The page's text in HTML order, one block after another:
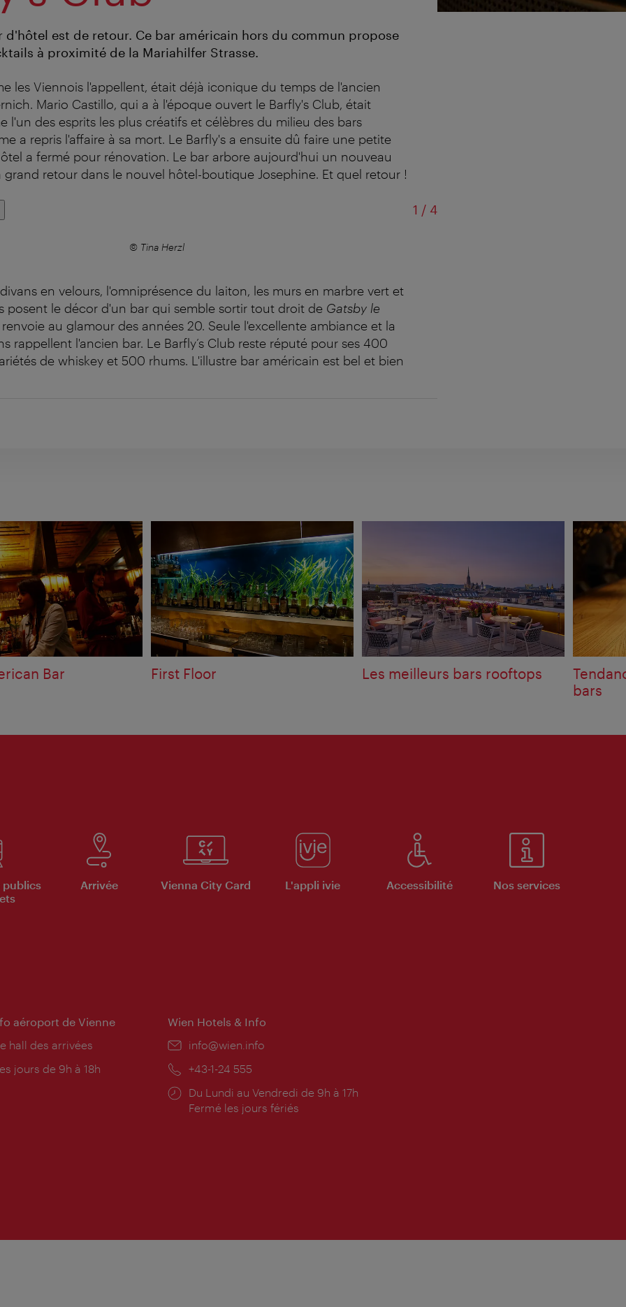
d'hôtel est de retour. Ce bar américain hors du commun propose
à proximité de la Mariahilfer Strasse.
les Viennois l'appellent, était déjà iconique du temps de l'ancien
Mario Castillo, qui a à l'époque ouvert le Barfly's Club, était
l'un des esprits les plus créatifs et célèbres du milieu des bars
a repris l'affaire à sa mort. Le Barfly's a ensuite dû faire une petite
a fermé pour rénovation. Le bar arbore aujourd'hui un nouveau
grand retour dans le nouvel hôtel-boutique Josephine. Et quel retour !
1 /sur
4
© Tina Herzl
en velours, l'omniprésence du laiton, les murs en marbre vert et
posent le décor d'un bar qui semble sortir tout droit de Gatsby le
renvoie au glamour des années 20. Seule l'excellente ambiance et la
rappellent l'ancien bar. Le Barfly’s Club reste réputé pour ses 400
de whiskey et 500 rhums. L'illustre bar américain est bel et bien
Bar First Floor Les meilleurs bars rooftops
bars
publics
Arrivée Vienna City Card L'appli ivie Accessibilité Nos services
aéroport de Vienne
hall des arrivées
jours de 9h à 18h
Wien Hotels & Info
E-
info@wien.info
Téléphone:
+43-1-24 555
Horaires
d'ouverture:
Du Lundi au Vendredi de 9h à 17h
Fermé les jours fériés